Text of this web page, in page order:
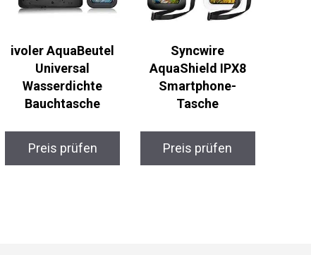
ivoler AquaBeutel
Universal
Wasserdichte
Bauchtasche
Preis prüfen
Syncwire
AquaShield IPX8
Smartphone-
Tasche
Preis prüfen